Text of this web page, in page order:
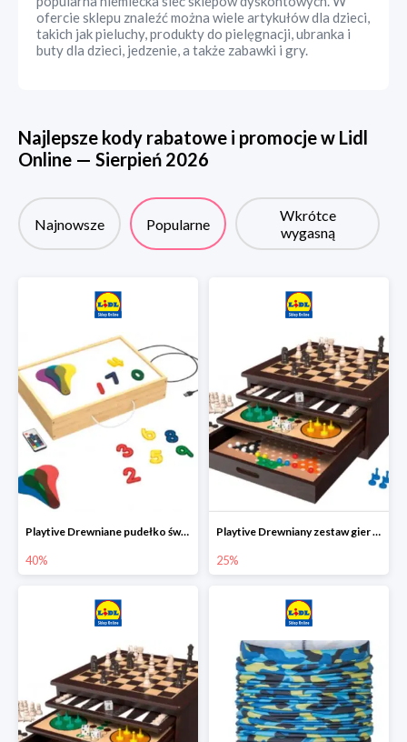
ofercie sklepu znaleźć można wiele artykułów dla dzieci,
takich jak pieluchy, produkty do pielęgnacji, ubranka i
buty dla dzieci, jedzenie, a także zabawki i gry.
Najlepsze kody rabatowe i promocje w Lidl
Online — Sierpień 2026
Najnowsze Popularne
Wkrótce
wygasną
Playtive Drewniane pudełko świetlne MONTESSORI
40%
Playtive Drewniany zestaw gier 10 w 1
25%